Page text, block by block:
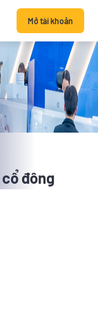
Mở tài khoản
cổ đông